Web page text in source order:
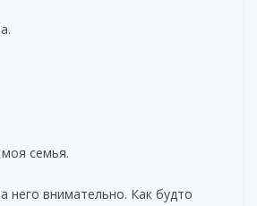
семья.
него внимательно. Как будто